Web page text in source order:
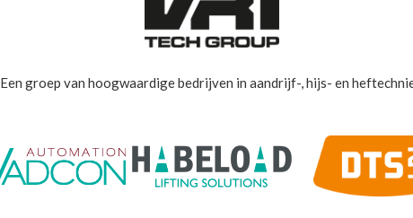
Een groep van hoogwaardige bedrijven in aandrijf-, hijs- en